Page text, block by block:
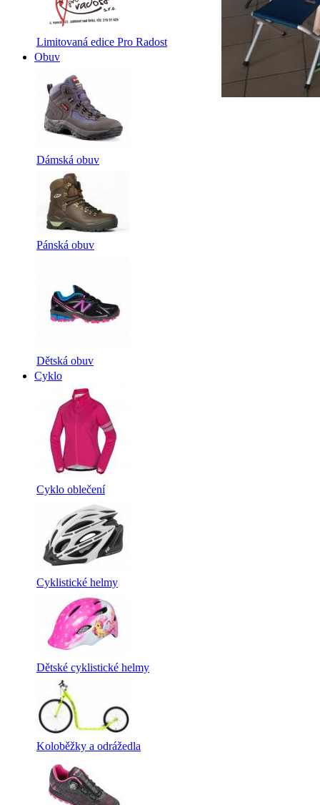
Limitovaná edice Pro Radost
Obuv
Dámská obuv
Pánská obuv
Dětská obuv
Cyklo
Cyklo oblečení
Cyklistické helmy
Dětské cyklistické helmy
Koloběžky a odrážedla